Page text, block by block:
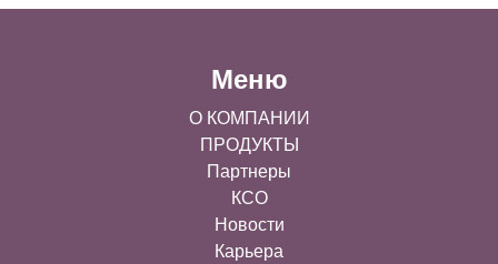
Меню
О КОМПАНИИ
ПРОДУКТЫ
Партнеры
КСО
Новости
Карьера